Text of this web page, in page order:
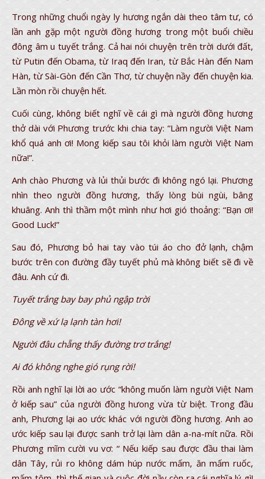
Trong những chuổi ngày ly hương ngắn dài theo tâm tư, có
lần anh gặp một người đồng hương trong một buổi chiều
đông âm u tuyết trắng. Cả hai nói chuyện trên trời dưới đất,
từ Putin đến Obama, từ Iraq đến Iran, từ Bắc Hàn đến Nam
Hàn, từ Sài-Gòn đến Cần Thơ, từ chuyện nầy đến chuyện kia.
Lần mòn rồi chuyện hết.
Cuối cùng, không biết nghĩ về cái gì mà người đồng hương
thở dài với Phương trước khi chia tay: “Làm người Việt Nam
khổ quá anh ơi! Mong kiếp sau tôi khỏi làm người Việt Nam
nữa!”.
Anh chào Phương và lủi thủi bước đi không ngó lại. Phương
nhìn theo người đồng hương, thấy lòng bùi ngùi, bâng
khuâng. Anh thì thầm một mình như hơi gió thoảng: “Bạn ơi!
Good Luck!”
Sau đó, Phương bỏ hai tay vào túi áo cho đở lạnh, chậm
bước trên con đường đầy tuyết phủ mà không biết sẽ đi về
đâu. Anh cứ đi.
Tuyết trắng bay bay phủ ngập trời
Đông về xứ lạ lạnh tàn hơi!
Người đâu chẵng thấy đường trơ trắng!
Ai đó không nghe gió rụng rời!
Rồi anh nghĩ lại lời ao ước “không muốn làm người Việt Nam
ở kiếp sau” của người đồng hưong vừa từ biệt. Trong đầu
anh, Phương lại ao ước khác với người đồng hương. Anh ao
ước kiếp sau lại được sanh trở lại làm dân a-na-mít nữa. Rồi
Phương mĩm cười vu vơ: “ Nếu kiếp sau được đầu thai làm
dân Tây, rủi ro không dám húp nước mấm, ăn mấm ruốc,